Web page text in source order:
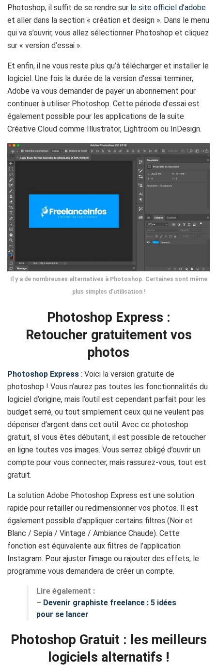
Photoshop, il suffit de se rendre sur le site officiel d’adobe
et aller dans la section « création et design ». Dans le menu
qui va s’ouvrir, vous allez sélectionner Photoshop et cliquez
sur « version d’essai ».
Et enfin, il ne vous reste plus qu’à télécharger et installer le
logiciel. Une fois la durée de la version d’essai terminer,
Adobe va vous demander de payer un abonnement pour
continuer à utiliser Photoshop. Cette période d’essai est
également possible pour les applications de la suite
Créative Cloud comme Illustrator, Lightroom ou InDesign.
Il y a de nombreuses alternatives à Photoshop. Certaines sont même
plus simples d’utilisation !
Photoshop Express :
Retoucher gratuitement vos
photos
Photoshop Express : Voici la version gratuite de
photoshop ! Vous n’aurez pas toutes les fonctionnalités du
logiciel d’origine, mais l’outil est cependant parfait pour les
budget serré, ou tout simplement ceux qui ne veulent pas
dépenser d’argent dans cet outil. Avec ce photoshop
gratuit, sI vous êtes débutant, il est possible de retoucher
en ligne toutes vos images. Vous serrez obligé d’ouvrir un
compte pour vous connecter, mais rassurez-vous, tout est
gratuit.
La solution Adobe Photoshop Express est une solution
rapide pour retailler ou redimensionner vos photos. Il est
également possible d’appliquer certains filtres (Noir et
Blanc / Sepia / Vintage / Ambiance Chaude). Cette
fonction est équivalente aux filtres de l’application
Instagram. Pour ajuster l’image ou rajouter des effets, le
programme vous demandera de créer un compte.
Lire également :
– Devenir graphiste freelance : 5 idées
pour se lancer
Photoshop Gratuit : les meilleurs
logiciels alternatifs !